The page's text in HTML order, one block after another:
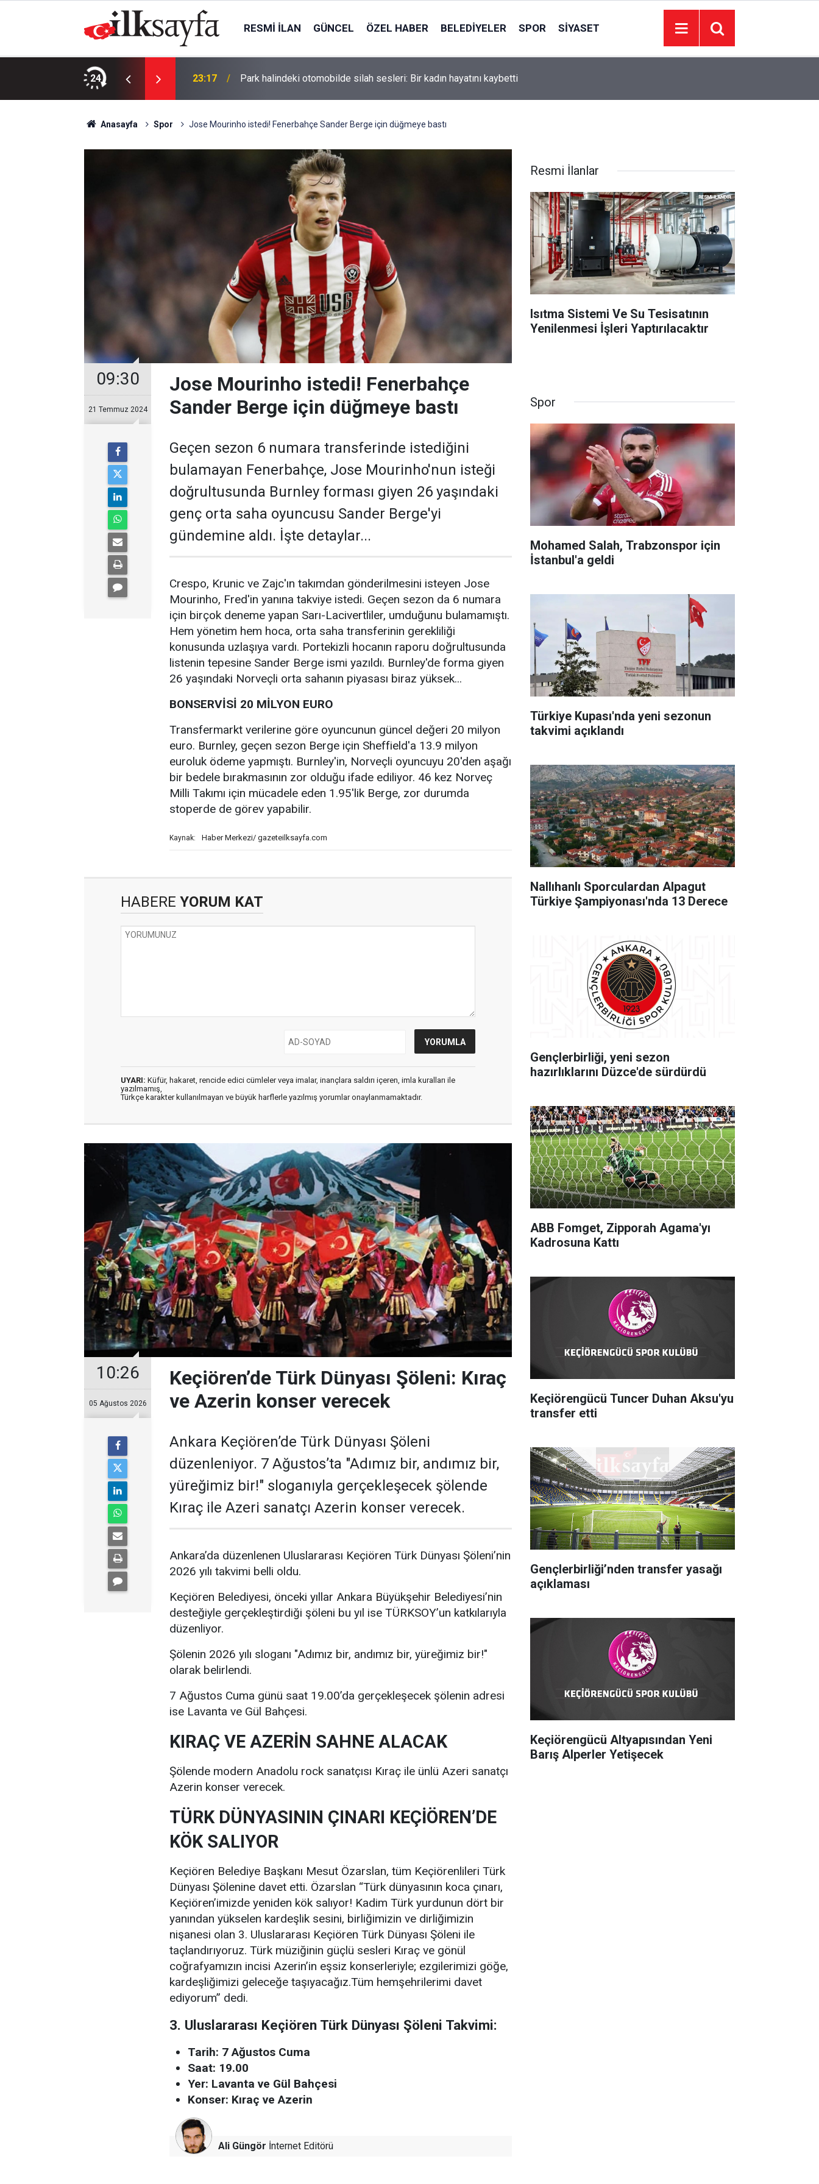
RESMI İLAN GÜNCEL ÖZEL HABER BELEDIYELER SPOR SIYASET
24
YENİLENMESİ İŞLERİ
23:17 Park halindeki otomobilde silah sesleri: Bir kadın hayatını kaybetti
Anasayfa Spor Jose Mourinho istedi! Fenerbahçe Sander Berge için düğmeye bastı
09:30
21 Temmuz 2024
Jose Mourinho istedi! Fenerbahçe
Sander Berge için düğmeye bastı
Geçen sezon 6 numara transferinde istediğini
bulamayan Fenerbahçe, Jose Mourinho'nun isteği
doğrultusunda Burnley forması giyen 26 yaşındaki
genç orta saha oyuncusu Sander Berge'yi
gündemine aldı. İşte detaylar...
Crespo, Krunic ve Zajc'ın takımdan gönderilmesini isteyen Jose
Mourinho, Fred'in yanına takviye istedi. Geçen sezon da 6 numara
için birçok deneme yapan Sarı-Lacivertliler, umduğunu bulamamıştı.
Hem yönetim hem hoca, orta saha transferinin gerekliliği
konusunda uzlaşıya vardı. Portekizli hocanın raporu doğrultusunda
listenin tepesine Sander Berge ismi yazıldı. Burnley'de forma giyen
26 yaşındaki Norveçli orta sahanın piyasası biraz yüksek...
BONSERVİSİ 20 MİLYON EURO
Transfermarkt verilerine göre oyuncunun güncel değeri 20 milyon
euro. Burnley, geçen sezon Berge için Sheffield'a 13.9 milyon
euroluk ödeme yapmıştı. Burnley'in, Norveçli oyuncuyu 20'den aşağı
bir bedele bırakmasının zor olduğu ifade ediliyor. 46 kez Norveç
Milli Takımı için mücadele eden 1.95'lik Berge, zor durumda
stoperde de görev yapabilir.
Kaynak: Haber Merkezi/ gazeteilksayfa.com
HABERE YORUM KAT
UYARI: Küfür, hakaret, rencide edici cümleler veya imalar, inançlara saldırı içeren, imla kuralları ile
yazılmamış,
Türkçe karakter kullanılmayan ve büyük harflerle yazılmış yorumlar onaylanmamaktadır.
10:26
05 Ağustos 2026
Keçiören’de Türk Dünyası Şöleni: Kıraç
ve Azerin konser verecek
Ankara Keçiören’de Türk Dünyası Şöleni
düzenleniyor. 7 Ağustos’ta "Adımız bir, andımız bir,
yüreğimiz bir!" sloganıyla gerçekleşecek şölende
Kıraç ile Azeri sanatçı Azerin konser verecek.
Ankara’da düzenlenen Uluslararası Keçiören Türk Dünyası Şöleni’nin
2026 yılı takvimi belli oldu.
Keçiören Belediyesi, önceki yıllar Ankara Büyükşehir Belediyesi’nin
desteğiyle gerçekleştirdiği şöleni bu yıl ise TÜRKSOY’un katkılarıyla
düzenliyor.
Şölenin 2026 yılı sloganı "Adımız bir, andımız bir, yüreğimiz bir!"
olarak belirlendi.
7 Ağustos Cuma günü saat 19.00’da gerçekleşecek şölenin adresi
ise Lavanta ve Gül Bahçesi.
KIRAÇ VE AZERİN SAHNE ALACAK
Şölende modern Anadolu rock sanatçısı Kıraç ile ünlü Azeri sanatçı
Azerin konser verecek.
TÜRK DÜNYASININ ÇINARI KEÇİÖREN’DE
KÖK SALIYOR
Keçiören Belediye Başkanı Mesut Özarslan, tüm Keçiörenlileri Türk
Dünyası Şölenine davet etti. Özarslan “Türk dünyasının koca çınarı,
Keçiören’imizde yeniden kök salıyor! Kadim Türk yurdunun dört bir
yanından yükselen kardeşlik sesini, birliğimizin ve dirliğimizin
nişanesi olan 3. Uluslararası Keçiören Türk Dünyası Şöleni ile
taçlandırıyoruz. Türk müziğinin güçlü sesleri Kıraç ve gönül
coğrafyamızın incisi Azerin’in eşsiz konserleriyle; ezgilerimizi göğe,
kardeşliğimizi geleceğe taşıyacağız.Tüm hemşehrilerimi davet
ediyorum” dedi.
3. Uluslararası Keçiören Türk Dünyası Şöleni Takvimi:
Tarih: 7 Ağustos Cuma
Saat: 19.00
Yer: Lavanta ve Gül Bahçesi
Konser: Kıraç ve Azerin
Ali Güngör İnternet Editörü
Resmi İlanlar
Isıtma Sistemi Ve Su Tesisatının
Yenilenmesi İşleri Yaptırılacaktır
Spor
Mohamed Salah, Trabzonspor için
İstanbul'a geldi
Türkiye Kupası'nda yeni sezonun
takvimi açıklandı
Nallıhanlı Sporculardan Alpagut
Türkiye Şampiyonası'nda 13 Derece
Gençlerbirliği, yeni sezon
hazırlıklarını Düzce'de sürdürdü
ABB Fomget, Zipporah Agama'yı
Kadrosuna Kattı
Keçiörengücü Tuncer Duhan Aksu'yu
transfer etti
Gençlerbirliği’nden transfer yasağı
açıklaması
Keçiörengücü Altyapısından Yeni
Barış Alperler Yetişecek